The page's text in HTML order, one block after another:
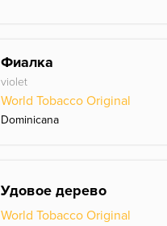
Фиалка
violet
World Tobacco Original
Dominicana
Удовое дерево
World Tobacco Original